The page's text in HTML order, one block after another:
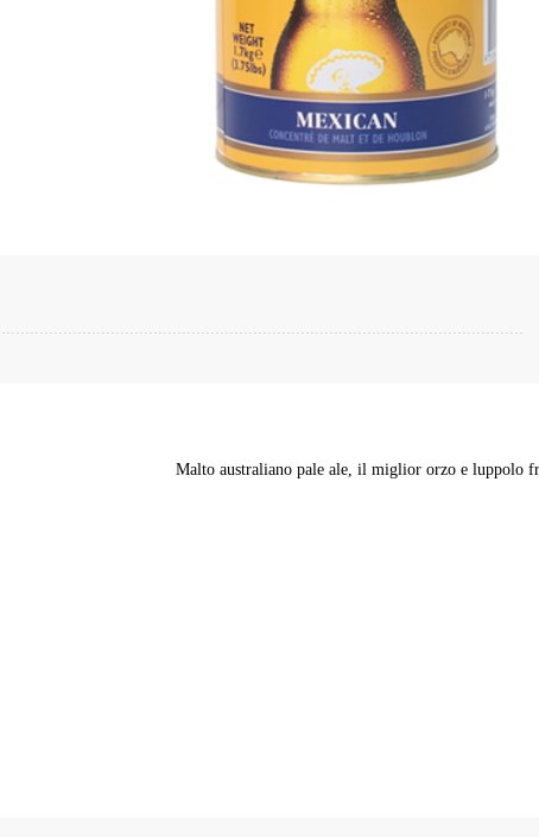
Malto australiano pale ale, il miglior orzo e luppolo